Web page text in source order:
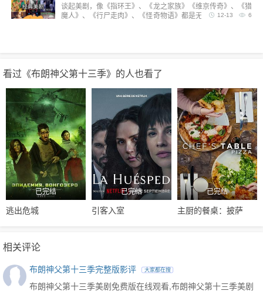
谈起美剧，像《指环王》、《龙之家族》《维京传奇》、《猎
魔人》、《行尸走肉》、《怪奇物语》都是无法复制的经典，
6
12-13
看过《布朗神父第十三季》的人也看了
已完结
逃出危城
已完结
引客入室
已完结
主厨的餐桌：披萨
相关评论
布朗神父第十三季完整版影评 大家都在搜
布朗神父第十三季美剧免费版在线观看,布朗神父第十三季美剧